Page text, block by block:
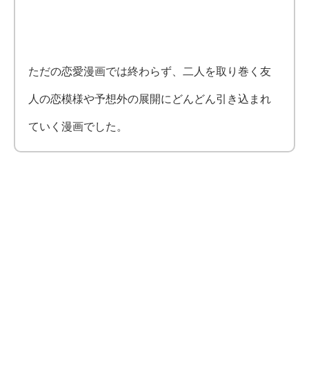
ただの恋愛漫画では終わらず、二人を取り巻く友
人の恋模様や予想外の展開にどんどん引き込まれ
ていく漫画でした。